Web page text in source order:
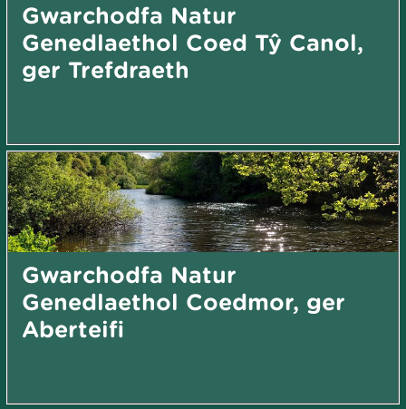
Gwarchodfa Natur
Genedlaethol Coed Tŷ Canol,
ger Trefdraeth
Gwarchodfa Natur
Genedlaethol Coedmor, ger
Aberteifi